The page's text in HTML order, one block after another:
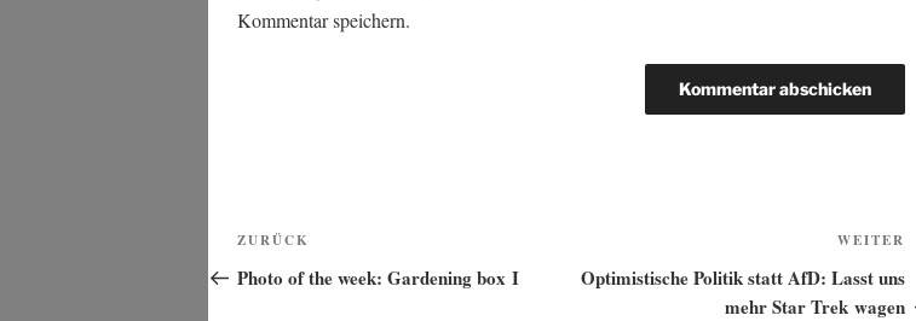
Kommentar speichern.
Beitragsnavigation
Vorheriger
Beitrag
ZURÜCK
Photo of the week: Gardening box I
WEITER
Optimistische Politik statt AfD: Lasst uns
mehr Star Trek wagen